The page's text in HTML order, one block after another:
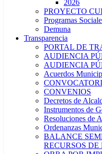
2026
PROYECTO
Programas
Demuna
Transparencia
PORTAL DE
AUDIENCIA
AUDIENCIA
Acuerdos
CONVENIOS
Decretos de
Instrumentos de
Resoluciones de
Ordenanzas
BALANCE
RECURSOS